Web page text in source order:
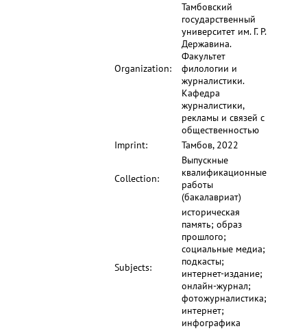
Organization:
Тамбовский
государственный
университет им. Г. Р.
Державина.
Факультет
филологии и
журналистики.
Кафедра
журналистики,
рекламы и связей с
общественностью
Imprint:
Тамбов, 2022
Collection:
Выпускные
квалификационные
работы
(бакалавриат)
Subjects:
историческая
память; образ
прошлого;
социальные медиа;
подкасты;
интернет-издание;
онлайн-журнал;
фотожурналистика;
интернет;
инфографика